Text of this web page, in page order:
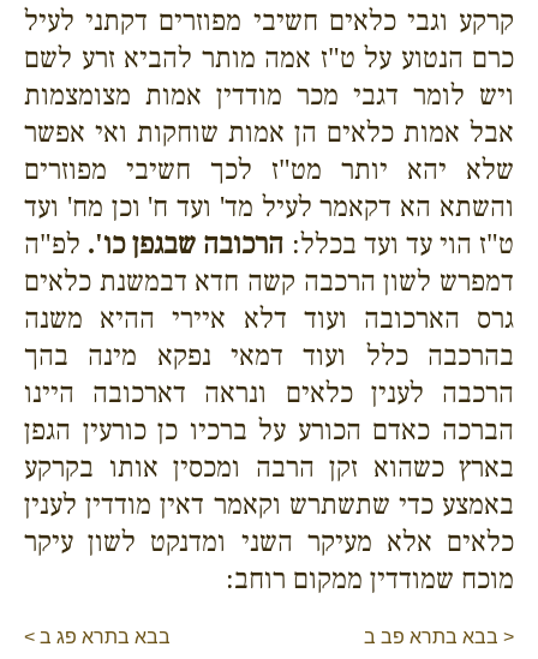
קרקע וגבי כלאים חשיבי מפוזרים דקתני לעיל
כרם הנטוע על ט"ז אמה מותר להביא זרע לשם
ויש לומר דגבי מכר מודדין אמות מצומצמות
אבל אמות כלאים הן אמות שוחקות ואי אפשר
שלא יהא יותר מט"ז לכך חשיבי מפוזרים
והשתא הא דקאמר לעיל מד' ועד ח' וכן מח' ועד
ט"ז הוי עד ועד בכלל: הרכובה שבגפן כו'. לפ"ה
דמפרש לשון הרכבה קשה חדא דבמשנת כלאים
גרס הארכובה ועוד דלא איירי ההיא משנה
בהרכבה כלל ועוד דמאי נפקא מינה בהך
הרכבה לענין כלאים ונראה דארכובה היינו
הברכה כאדם הכורע על ברכיו כן כורעין הגפן
בארץ כשהוא זקן הרבה ומכסין אותו בקרקע
באמצע כדי שתשתרש וקאמר דאין מודדין לענין
כלאים אלא מעיקר השני ומדנקט לשון עיקר
מוכח שמודדין ממקום רוחב:
< בבא בתרא פב ב בבא בתרא פג ב >